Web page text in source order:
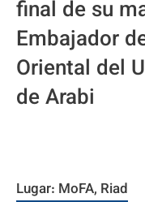
final de su
Embajador
Oriental del
de Arabi
Lugar: MoFA, Riad